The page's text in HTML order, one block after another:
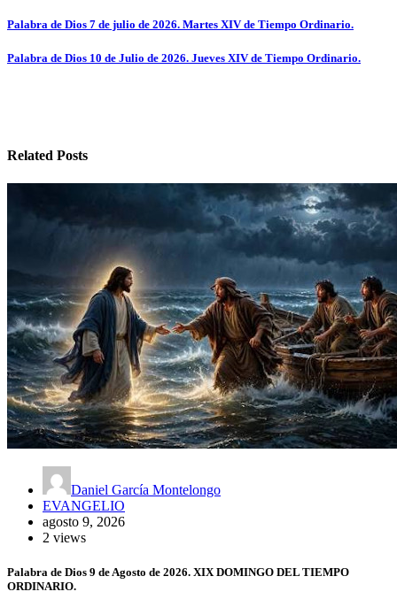
Navegación
de
Palabra de Dios 7 de julio de 2026. Martes XIV de Tiempo Ordinario.
Palabra de Dios 10 de Julio de 2026. Jueves XIV de Tiempo Ordinario.
Related Posts
Daniel García Montelongo
EVANGELIO
agosto 9, 2026
2 views
Palabra de Dios 9 de Agosto de 2026. XIX DOMINGO DEL TIEMPO
ORDINARIO.